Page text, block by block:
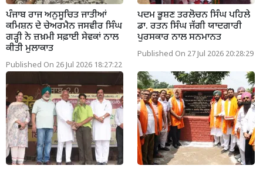
ਪੰਜਾਬ ਰਾਜ ਅਨੁਸੂਚਿਤ ਜਾਤੀਆਂ
ਕਮਿਸ਼ਨ ਦੇ ਚੇਅਰਮੈਨ ਜਸਵੀਰ ਸਿੰਘ
ਗੜ੍ਹੀ ਨੇ ਜ਼ਖ਼ਮੀ ਸਫ਼ਾਈ ਸੇਵਕਾਂ ਨਾਲ
ਕੀਤੀ ਮੁਲਾਕਾਤ
Published On 26 Jul 2026 18:27:22
ਪਦਮ ਭੂਸ਼ਣ ਤਰਲੋਚਨ ਸਿੰਘ ਪਹਿਲੇ
ਡਾ. ਰਤਨ ਸਿੰਘ ਜੱਗੀ ਯਾਦਗਾਰੀ
ਪੁਰਸਕਾਰ ਨਾਲ ਸਨਮਾਨਤ
Published On 27 Jul 2026 20:28:29